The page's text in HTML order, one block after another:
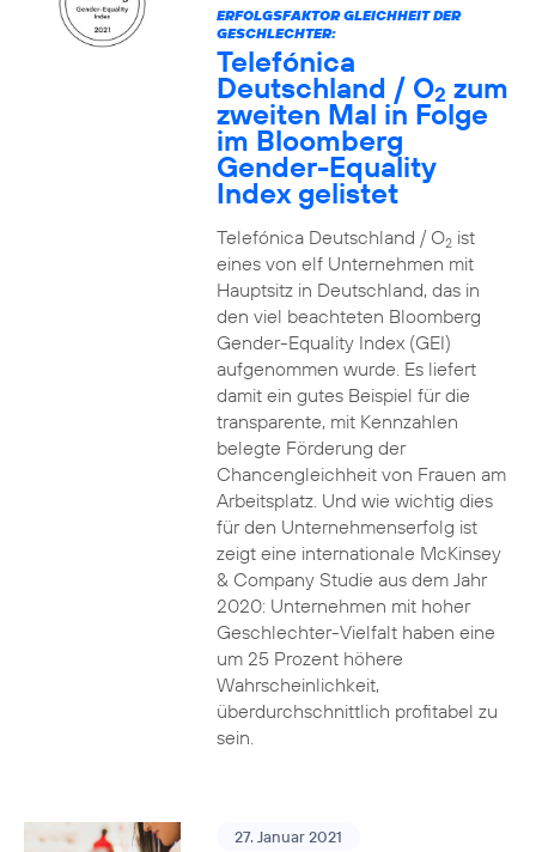
ERFOLGSFAKTOR GLEICHHEIT DER
GESCHLECHTER:
Telefónica
Deutschland / O2 zum
zweiten Mal in Folge
im Bloomberg
Gender-Equality
Index gelistet
Telefónica Deutschland / O2ist
eines von elf Unternehmen mit
Hauptsitz in Deutschland, das in
den viel beachteten Bloomberg
Gender-Equality Index (GEI)
aufgenommen wurde. Es liefert
damit ein gutes Beispiel für die
transparente, mit Kennzahlen
belegte Förderung der
Chancengleichheit von Frauen am
Arbeitsplatz. Und wie wichtig dies
für den Unternehmenserfolg ist
zeigt eine internationale McKinsey
& Company Studie aus dem Jahr
2020: Unternehmen mit hoher
Geschlechter-Vielfalt haben eine
um 25 Prozent höhere
Wahrscheinlichkeit,
überdurchschnittlich profitabel zu
sein.
27. Januar 2021